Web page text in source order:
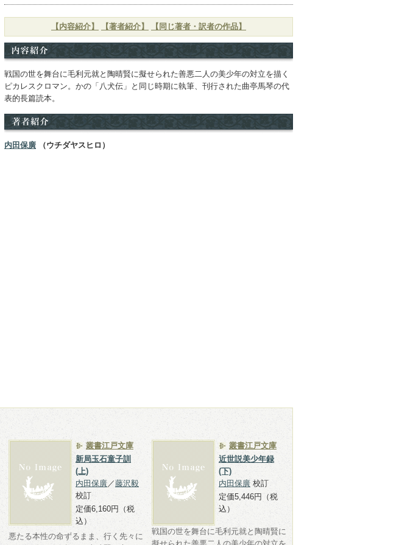
【内容紹介】 【著者紹介】 【同じ著者・訳者の作品】
戦国の世を舞台に毛利元就と陶晴賢に擬せられた善悪二人の美少年の対立を描く
ピカレスクロマン。かの「八犬伝」と同じ時期に執筆、刊行された曲亭馬琴の代
表的長篇読本。
内田保廣 （ウチダヤスヒロ）
叢書江戸文庫
新局玉石童子訓
(上)
内田保廣／藤沢毅
校訂
定価6,160円（税
込）
悪たる本性の命ずるまま、行く先々に
叢書江戸文庫
近世説美少年録
(下)
内田保廣 校訂
定価5,446円（税
込）
戦国の世を舞台に毛利元就と陶晴賢に